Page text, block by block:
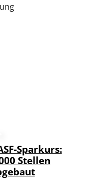
Sparkurs:
Stellen